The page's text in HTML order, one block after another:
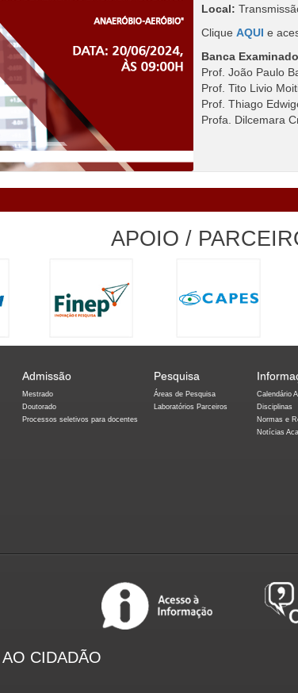
Local:
Clique AQUI e
Banca
Prof. João Paulo
Prof. Tito Livio
Prof. Thiago
Profa. Dilcemara
APOIO /
Admissão
Mestrado
Doutorado
Processos seletivos para docentes
Pesquisa
Áreas de Pesquisa
Laboratórios Parceiros
Calendário
Disciplinas
Normas e
Notícias
CIDADÃO